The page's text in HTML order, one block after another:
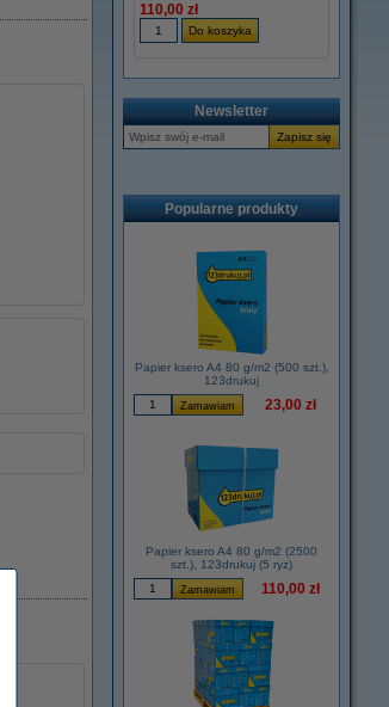
110,00 zł
Newsletter
Popularne produkty
Papier ksero A4 80 g/m2 (500 szt.),
123drukuj
23,00 zł
Papier ksero A4 80 g/m2 (2500
szt.), 123drukuj (5 ryz)
110,00 zł